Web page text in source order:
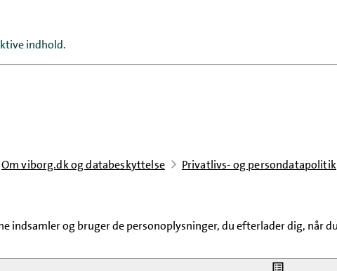
indhold.
Om viborg.dk og databeskyttelse Privatlivs- og persondatapolitik
indsamler og bruger de personoplysninger, du efterlader dig, når